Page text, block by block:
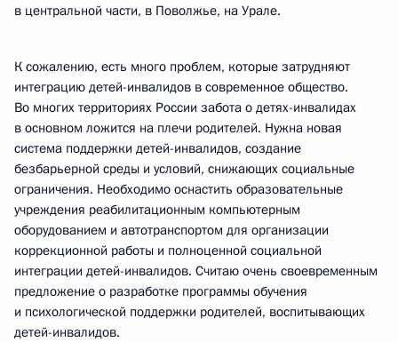
в центральной части, в Поволжье, на Урале.
К сожалению, есть много проблем, которые затрудняют
интеграцию детей-инвалидов в современное общество.
Во многих территориях России забота о детях-инвалидах
в основном ложится на плечи родителей. Нужна новая
система поддержки детей-инвалидов, создание
безбарьерной среды и условий, снижающих социальные
ограничения. Необходимо оснастить образовательные
учреждения реабилитационным компьютерным
оборудованием и автотранспортом для организации
коррекционной работы и полноценной социальной
интеграции детей-инвалидов. Считаю очень своевременным
предложение о разработке программы обучения
и психологической поддержки родителей, воспитывающих
детей-инвалидов.